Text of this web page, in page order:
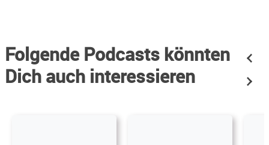
Folgende Podcasts könnten
Dich auch interessieren